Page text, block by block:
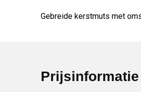
Gebreide kerstmuts met
Prijsinformatie